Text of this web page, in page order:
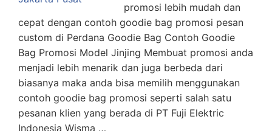
promosi lebih mudah dan
cepat dengan contoh goodie bag promosi pesan
custom di Perdana Goodie Bag Contoh Goodie
Bag Promosi Model Jinjing Membuat promosi anda
menjadi lebih menarik dan juga berbeda dari
biasanya maka anda bisa memilih menggunakan
contoh goodie bag promosi seperti salah satu
pesanan klien yang berada di PT Fuji Elektric
Indonesia Wisma …